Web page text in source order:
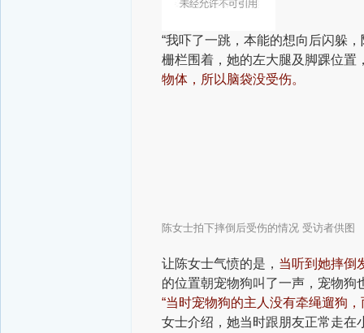
“我吓了一跳，本能的想向后闪躲，
栅栏围着，她的左大腿及脚踝位置
物体，所以脑袋没受伤。
陈女士拍下摔倒后受伤的情况 受访者供图
让陈女士气愤的是， 当听到她摔倒
的位置朝宠物狗叫了一声，宠物狗
“当时宠物狗的主人没有牵绳遛狗
女士介绍，她当时跟朋友正常走在